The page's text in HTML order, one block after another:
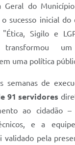
Geral do
sucesso inicial do
Sigilo e
uma política
semanas de
91 servidores
ao cidadão –
e a
validado pela